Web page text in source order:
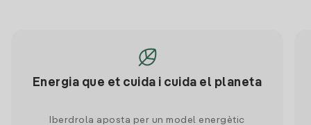
Energia que et cuida i cuida el planeta
Iberdrola aposta per un model energètic